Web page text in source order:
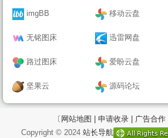
imgBB 移动云盘
无铭图床 迅雷网盘
路过图床 爱盼云盘
坚果云 源码论坛
〔网站地图 | 申请收录 | 广告合作 |
Copyright © 2024 站长导航